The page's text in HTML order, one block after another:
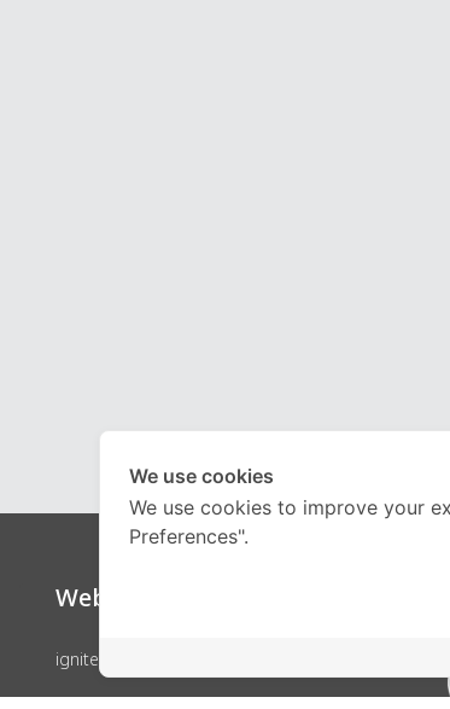
Website
ignite by OnDemand
We use cookies
We use cookies to improve your
Preferences".